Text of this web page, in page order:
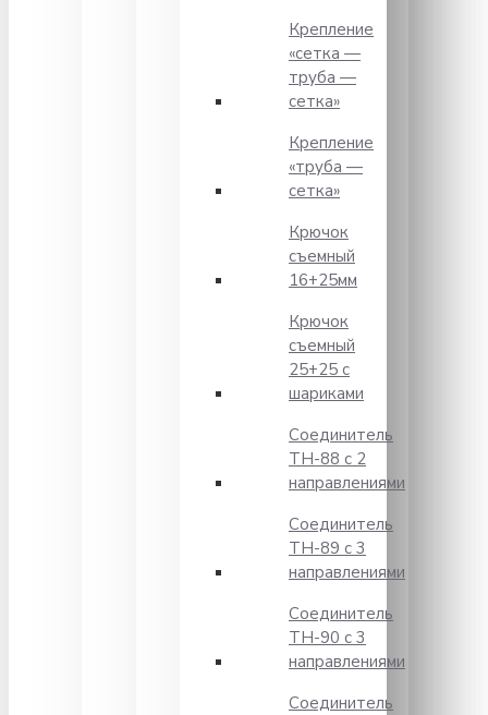
Крепление
«сетка —
труба —
сетка»
Крепление
«труба —
сетка»
Крючок
съемный
16+25мм
Крючок
съемный
25+25 с
шариками
Соединитель
TH-88 с 2
направлениями
Соединитель
TH-89 с 3
направлениями
Соединитель
TH-90 с 3
направлениями
Соединитель